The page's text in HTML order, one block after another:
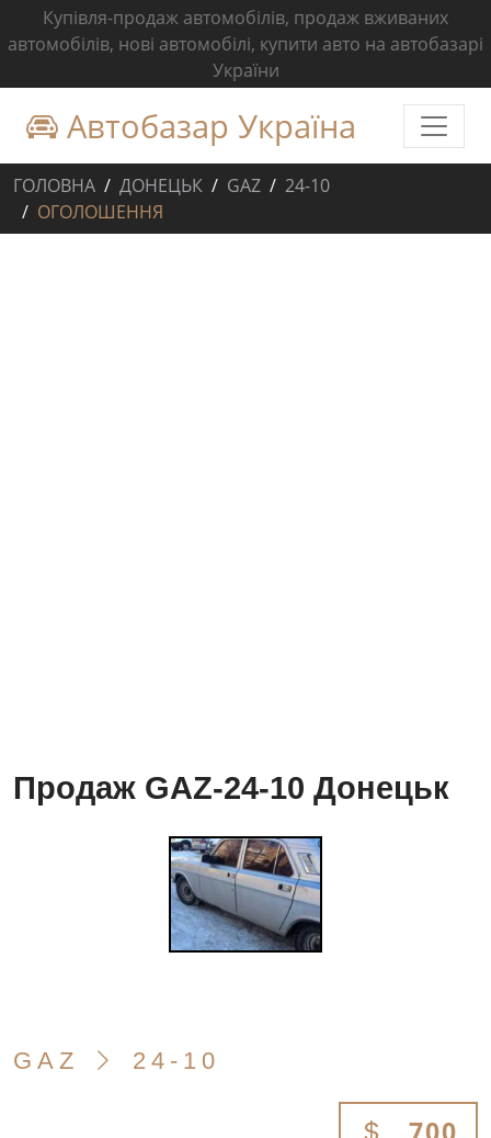
Купівля-продаж автомобілів, продаж вживаних
автомобілів, нові автомобілі, купити авто на автобазарі
України
Автобазар Україна
ГОЛОВНА ДОНЕЦЬК GAZ
24-10
ОГОЛОШЕННЯ
Продаж GAZ-24-10 Донецьк
GAZ 24-10